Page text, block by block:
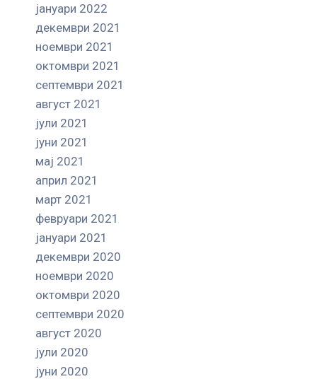
јануари 2022
декември 2021
ноември 2021
октомври 2021
септември 2021
август 2021
јули 2021
јуни 2021
мај 2021
април 2021
март 2021
февруари 2021
јануари 2021
декември 2020
ноември 2020
октомври 2020
септември 2020
август 2020
јули 2020
јуни 2020